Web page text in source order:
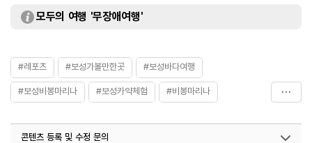
모두의 여행 '무장애여행'
#레포츠 #보성가볼만한곳 #보성바다여행
#보성비봉마리나 #보성카약체험 #비봉마리나
콘텐츠 등록 및 수정 문의